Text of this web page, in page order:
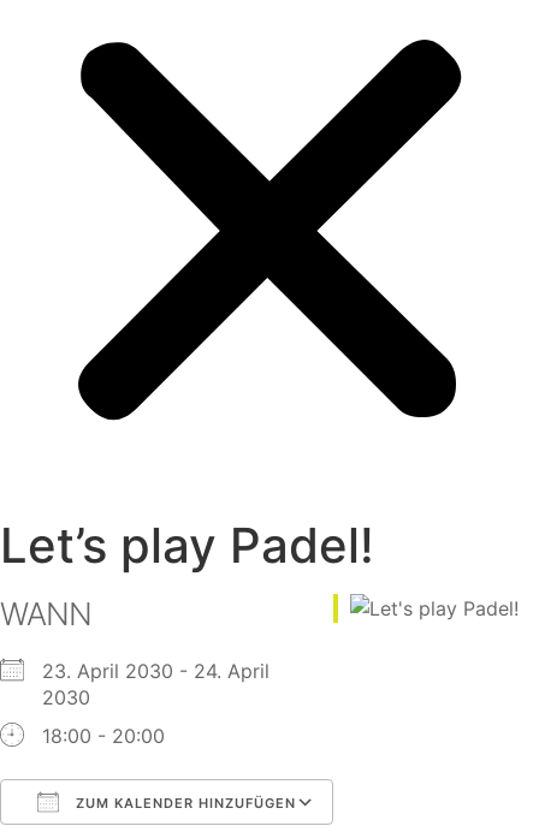
Let’s play Padel!
WANN
23. April 2030 - 24. April
2030
18:00 - 20:00
ZUM KALENDER HINZUFÜGEN